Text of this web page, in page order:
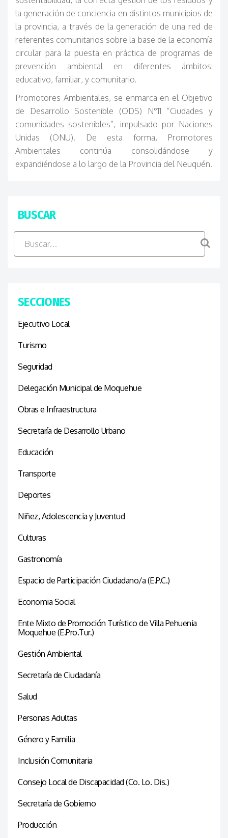
la generación de conciencia en distintos municipios de
la provincia, a través de la generación de una red de
referentes comunitarios sobre la base de la economía
circular para la puesta en práctica de programas de
prevención ambiental en diferentes ámbitos:
educativo, familiar, y comunitario.
Promotores Ambientales, se enmarca en el Objetivo
de Desarrollo Sostenible (ODS) N°11 “Ciudades y
comunidades sostenibles”, impulsado por Naciones
Unidas (ONU). De esta forma, Promotores
Ambientales continúa consolidándose y
expandiéndose a lo largo de la Provincia del Neuquén.
BUSCAR
SECCIONES
Ejecutivo Local
Turismo
Seguridad
Delegación Municipal de Moquehue
Obras e Infraestructura
Secretaría de Desarrollo Urbano
Educación
Transporte
Deportes
Niñez, Adolescencia y Juventud
Culturas
Gastronomía
Espacio de Participación Ciudadano/a (E.P.C.)
Economia Social
Ente Mixto de Promoción Turístico de Villa Pehuenia
Moquehue (E.Pro.Tur.)
Gestión Ambiental
Secretaría de Ciudadanía
Salud
Personas Adultas
Género y Familia
Inclusión Comunitaria
Consejo Local de Discapacidad (Co. Lo. Dis.)
Secretaría de Gobierno
Producción